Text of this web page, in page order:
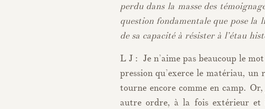
perdu dans la masse des
question fondamentale que pose la
de sa capacité à résister à l’étau
L J : Je n’aime pas beaucoup le
pression qu’exerce le matériau,
tourne encore comme en camp.
autre ordre, à la fois extérieur